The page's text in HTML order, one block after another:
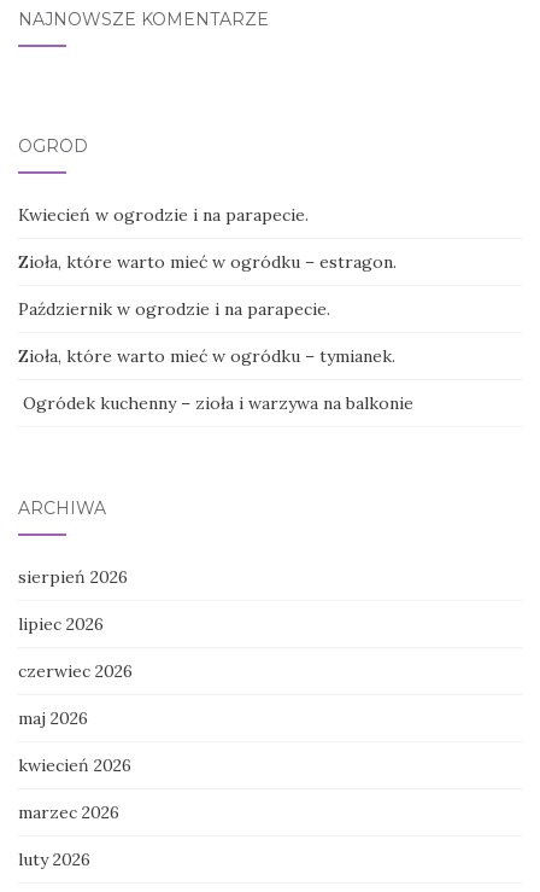
NAJNOWSZE KOMENTARZE
OGRÓD
Kwiecień w ogrodzie i na parapecie.
Zioła, które warto mieć w ogródku – estragon.
Październik w ogrodzie i na parapecie.
Zioła, które warto mieć w ogródku – tymianek.
Ogródek kuchenny – zioła i warzywa na balkonie
ARCHIWA
sierpień 2026
lipiec 2026
czerwiec 2026
maj 2026
kwiecień 2026
marzec 2026
luty 2026